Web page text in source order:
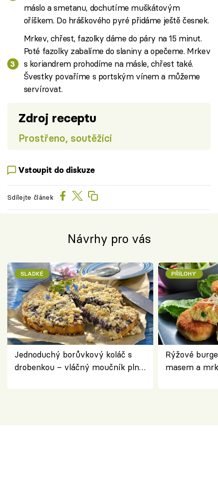
máslo a smetanu, dochutíme muškátovým
oříškem. Do hráškového pyré přidáme ještě česnek.
Mrkev, chřest, fazolky dáme do páry na 15 minut.
Poté fazolky zabalíme do slaniny a opečeme. Mrkev
s koriandrem prohodíme na másle, chřest také.
Švestky povaříme s portským vínem a můžeme
servírovat.
Zdroj receptu
Prostřeno, soutěžící
Vstoupit do diskuze
Sdílejte článek
Návrhy pro vás
SLADKÉ
Jednoduchý borůvkový koláč s
drobenkou – vláčný moučník plný
PŘÍLOHY
Rýžové
masem a